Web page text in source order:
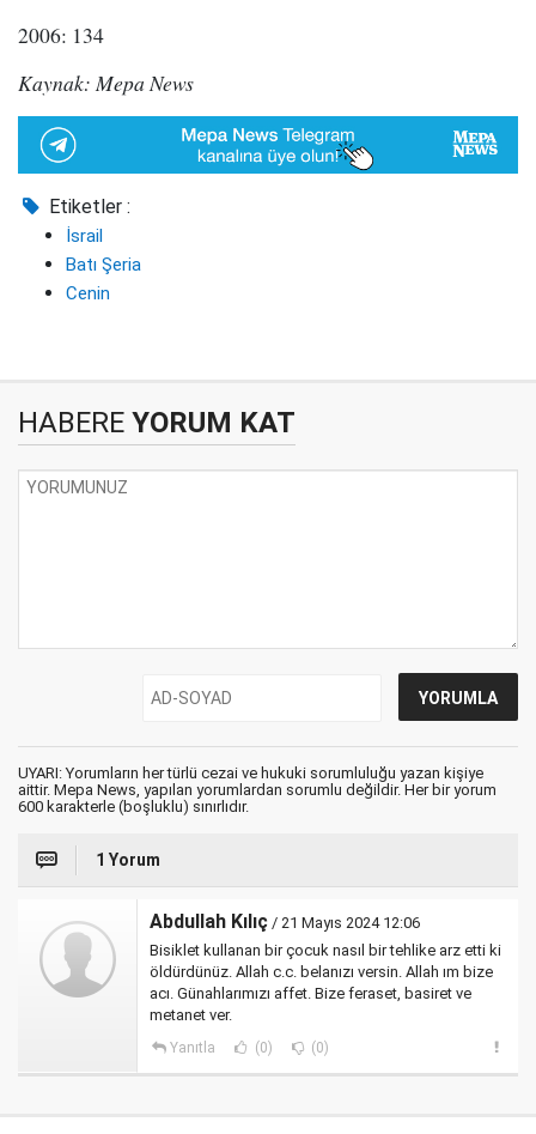
2006: 134
Kaynak: Mepa News
Etiketler :
İsrail
Batı Şeria
Cenin
HABERE YORUM KAT
UYARI: Yorumların her türlü cezai ve hukuki sorumluluğu yazan kişiye
aittir. Mepa News, yapılan yorumlardan sorumlu değildir. Her bir yorum
600 karakterle (boşluklu) sınırlıdır.
1 Yorum
Abdullah Kılıç / 21 Mayıs 2024 12:06
Bisiklet kullanan bir çocuk nasıl bir tehlike arz etti ki
öldürdünüz. Allah c.c. belanızı versin. Allah ım bize
acı. Günahlarımızı affet. Bize feraset, basiret ve
metanet ver.
Yanıtla (0) (0)